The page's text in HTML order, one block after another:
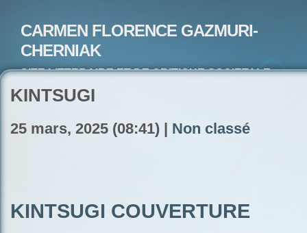
CARMEN FLORENCE GAZMURI-
CHERNIAK
SITE LITTERAIRE ET DE CRITIQUE SOCIETALE-
KINTSUGI
25 mars, 2025 (08:41) | Non classé
KINTSUGI COUVERTURE